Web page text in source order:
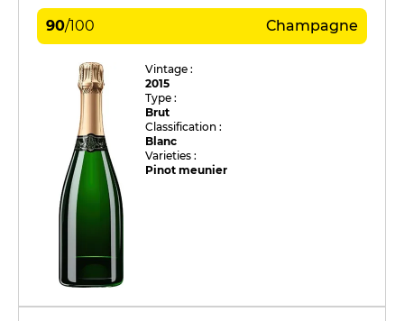
90/100 Champagne
Vintage :
2015
Type :
Brut
Classification :
Blanc
Varieties :
Pinot meunier